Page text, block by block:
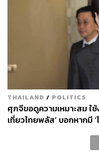
THAILAND / POLITICS
ศุภจีขอดูความเหมาะสม ใ
เที่ยวไทยพลัส’ บอกหากมี